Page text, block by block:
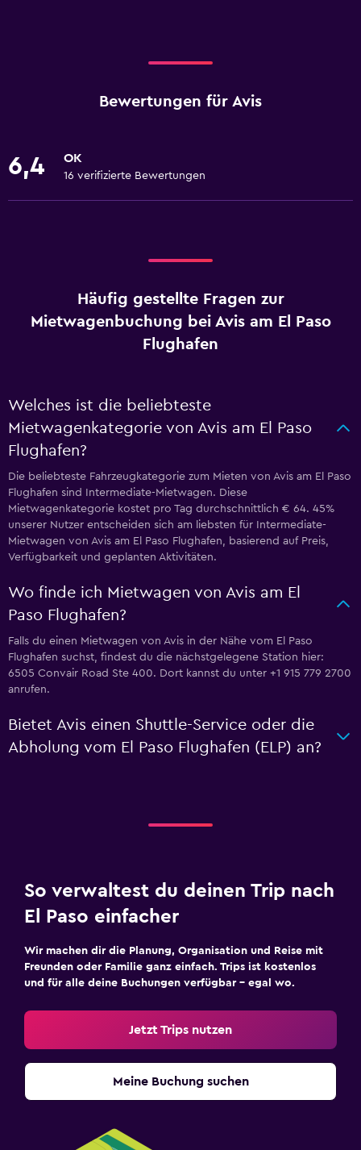
Bewertungen für Avis
6,4 OK
16 verifizierte Bewertungen
Häufig gestellte Fragen zur
Mietwagenbuchung bei Avis am El Paso
Flughafen
Welches ist die beliebteste
Mietwagenkategorie von Avis am El Paso
Flughafen?
Die beliebteste Fahrzeugkategorie zum Mieten von Avis am El Paso
Flughafen sind Intermediate-Mietwagen. Diese
Mietwagenkategorie kostet pro Tag durchschnittlich € 64. 45%
unserer Nutzer entscheiden sich am liebsten für Intermediate-
Mietwagen von Avis am El Paso Flughafen, basierend auf Preis,
Verfügbarkeit und geplanten Aktivitäten.
Wo finde ich Mietwagen von Avis am El
Paso Flughafen?
Falls du einen Mietwagen von Avis in der Nähe vom El Paso
Flughafen suchst, findest du die nächstgelegene Station hier:
6505 Convair Road Ste 400. Dort kannst du unter +1 915 779 2700
anrufen.
Bietet Avis einen Shuttle-Service oder die
Abholung vom El Paso Flughafen (ELP) an?
So verwaltest du deinen Trip nach
El Paso einfacher
Wir machen dir die Planung, Organisation und Reise mit
Freunden oder Familie ganz einfach. Trips ist kostenlos
und für alle deine Buchungen verfügbar – egal wo.
Jetzt Trips nutzen
Meine Buchung suchen